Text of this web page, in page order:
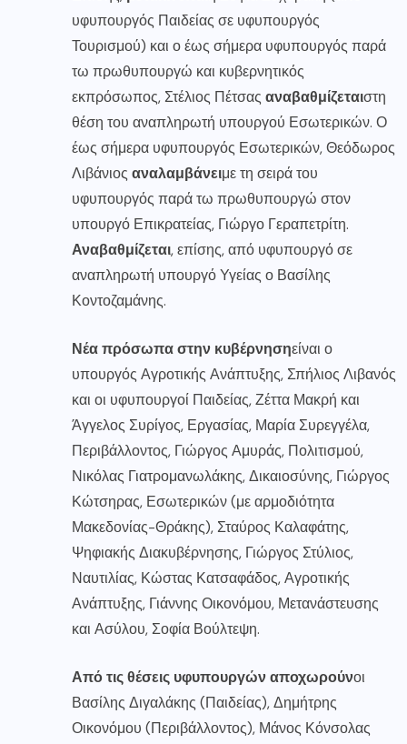
υφυπουργός Παιδείας σε υφυπουργός
Τουρισμού) και ο έως σήμερα υφυπουργός παρά
τω πρωθυπουργώ και κυβερνητικός
εκπρόσωπος, Στέλιος Πέτσας αναβαθμίζεταιστη
θέση του αναπληρωτή υπουργού Εσωτερικών. Ο
έως σήμερα υφυπουργός Εσωτερικών, Θεόδωρος
Λιβάνιος αναλαμβάνειμε τη σειρά του
υφυπουργός παρά τω πρωθυπουργώ στον
υπουργό Επικρατείας, Γιώργο Γεραπετρίτη.
Αναβαθμίζεται, επίσης, από υφυπουργό σε
αναπληρωτή υπουργό Υγείας ο Βασίλης
Κοντοζαμάνης.
Νέα πρόσωπα στην κυβέρνησηείναι ο
υπουργός Αγροτικής Ανάπτυξης, Σπήλιος Λιβανός
και οι υφυπουργοί Παιδείας, Ζέττα Μακρή και
Άγγελος Συρίγος, Εργασίας, Μαρία Συρεγγέλα,
Περιβάλλοντος, Γιώργος Αμυράς, Πολιτισμού,
Νικόλας Γιατρομανωλάκης, Δικαιοσύνης, Γιώργος
Κώτσηρας, Εσωτερικών (με αρμοδιότητα
Μακεδονίας-Θράκης), Σταύρος Καλαφάτης,
Ψηφιακής Διακυβέρνησης, Γιώργος Στύλιος,
Ναυτιλίας, Κώστας Κατσαφάδος, Αγροτικής
Ανάπτυξης, Γιάννης Οικονόμου, Μετανάστευσης
και Ασύλου, Σοφία Βούλτεψη.
Από τις θέσεις υφυπουργών αποχωρούνοι
Βασίλης Διγαλάκης (Παιδείας), Δημήτρης
Οικονόμου (Περιβάλλοντος), Μάνος Κόνσολας